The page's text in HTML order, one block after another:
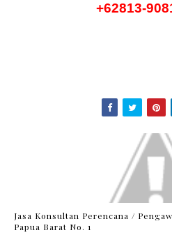
+62813-
Jasa Konsultan Perencana /
Papua Barat No. 1